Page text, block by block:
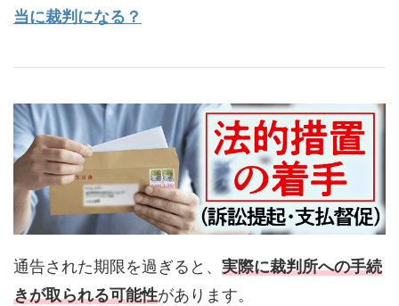
当に裁判になる？
通告された期限を過ぎると、 実際に裁判所への手続
きが取られる可能性があります。